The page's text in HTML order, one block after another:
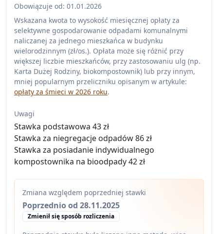
Obowiązuje od: 01.01.2026
Wskazana kwota to wysokość miesięcznej opłaty za
selektywne gospodarowanie odpadami komunalnymi
naliczanej za jednego mieszkańca w budynku
wielorodzinnym (zł/os.). Opłata może się różnić przy
większej liczbie mieszkańców, przy zastosowaniu ulg (np.
Karta Dużej Rodziny, biokompostownik) lub przy innym,
mniej popularnym przeliczniku opisanym w artykule:
opłaty za śmieci w 2026 roku.
Uwagi
Stawka podstawowa 43 zł
Stawka za niegregacje odpadów 86 zł
Stawka za posiadanie indywidualnego
kompostownika na bioodpady 42 zł
Zmiana względem poprzedniej stawki
Poprzednio od 28.11.2025
Zmienił się sposób rozliczenia